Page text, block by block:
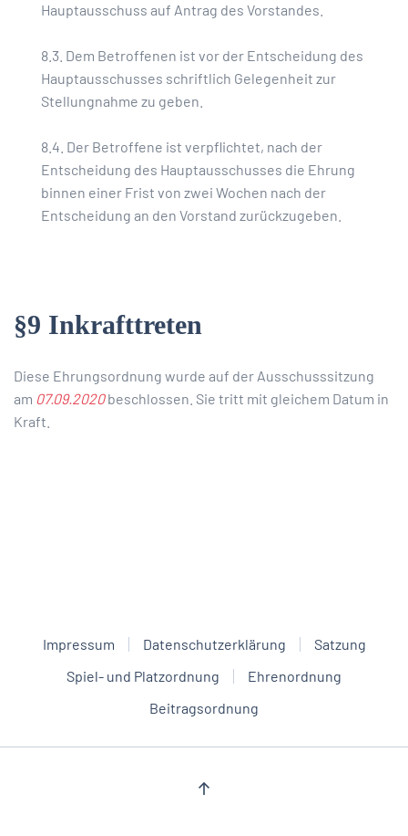
Hauptausschuss auf Antrag des Vorstandes.
8.3. Dem Betroffenen ist vor der Entscheidung des
Hauptausschusses schriftlich Gelegenheit zur
Stellungnahme zu geben.
8.4. Der Betroffene ist verpflichtet, nach der
Entscheidung des Hauptausschusses die Ehrung
binnen einer Frist von zwei Wochen nach der
Entscheidung an den Vorstand zurückzugeben.
§9 Inkrafttreten
Diese Ehrungsordnung wurde auf der Ausschusssitzung
am 07.09.2020beschlossen. Sie tritt mit gleichem Datum in
Kraft.
Impressum Datenschutzerklärung
Satzung
Spiel- und Platzordnung
Ehrenordnung
Beitragsordnung